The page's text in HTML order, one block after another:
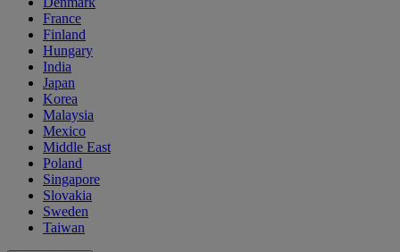
France
Finland
Hungary
India
Japan
Korea
Malaysia
Mexico
Middle East
Poland
Singapore
Slovakia
Sweden
Taiwan